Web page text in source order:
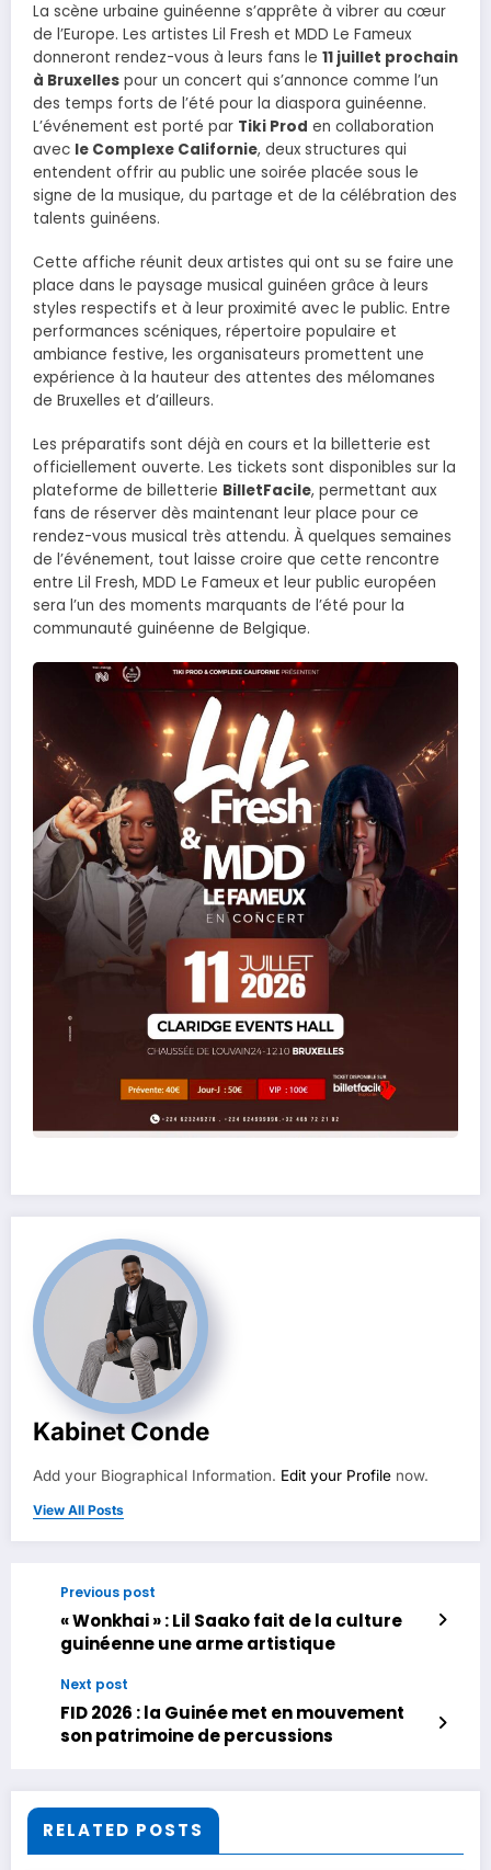
La scène urbaine guinéenne s’apprête à vibrer au cœur
de l’Europe. Les artistes Lil Fresh et MDD Le Fameux
donneront rendez-vous à leurs fans le 11 juillet prochain
à Bruxelles pour un concert qui s’annonce comme l’un
des temps forts de l’été pour la diaspora guinéenne.
L’événement est porté par Tiki Prod en collaboration
avec le Complexe Californie, deux structures qui
entendent offrir au public une soirée placée sous le
signe de la musique, du partage et de la célébration des
talents guinéens.
Cette affiche réunit deux artistes qui ont su se faire une
place dans le paysage musical guinéen grâce à leurs
styles respectifs et à leur proximité avec le public. Entre
performances scéniques, répertoire populaire et
ambiance festive, les organisateurs promettent une
expérience à la hauteur des attentes des mélomanes
de Bruxelles et d’ailleurs.
Les préparatifs sont déjà en cours et la billetterie est
officiellement ouverte. Les tickets sont disponibles sur la
plateforme de billetterie BilletFacile, permettant aux
fans de réserver dès maintenant leur place pour ce
rendez-vous musical très attendu. À quelques semaines
de l’événement, tout laisse croire que cette rencontre
entre Lil Fresh, MDD Le Fameux et leur public européen
sera l’un des moments marquants de l’été pour la
communauté guinéenne de Belgique.
Kabinet Conde
Add your Biographical Information. Edit your Profile now.
View All Posts
Previous post
« Wonkhai » : Lil Saako fait de la culture
guinéenne une arme artistique
Next post
FID 2026 : la Guinée met en mouvement
son patrimoine de percussions
RELATED POSTS